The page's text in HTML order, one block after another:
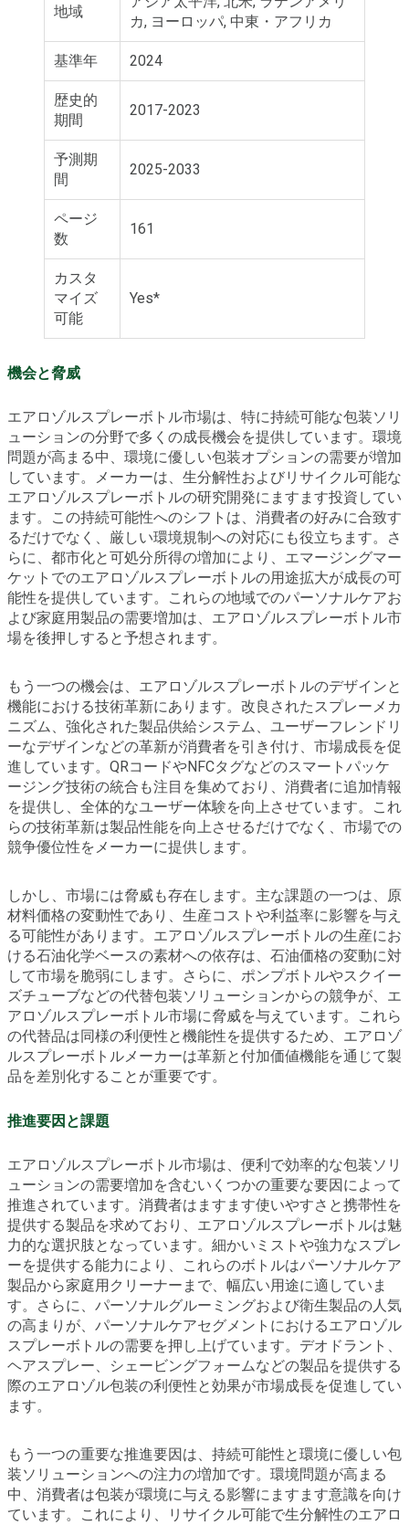
地域
カ, ヨーロッパ, 中東・アフリカ
基準年 2024
歴史的
期間
2017-2023
予測期
間
2025-2033
ページ
数
161
カスタ
マイズ
可能
Yes*
機会と脅威
エアロゾルスプレーボトル市場は、特に持続可能な包装ソリ
ューションの分野で多くの成長機会を提供しています。環境
問題が高まる中、環境に優しい包装オプションの需要が増加
しています。メーカーは、生分解性およびリサイクル可能な
エアロゾルスプレーボトルの研究開発にますます投資してい
ます。この持続可能性へのシフトは、消費者の好みに合致す
るだけでなく、厳しい環境規制への対応にも役立ちます。さ
らに、都市化と可処分所得の増加により、エマージングマー
ケットでのエアロゾルスプレーボトルの用途拡大が成長の可
能性を提供しています。これらの地域でのパーソナルケアお
よび家庭用製品の需要増加は、エアロゾルスプレーボトル市
場を後押しすると予想されます。
もう一つの機会は、エアロゾルスプレーボトルのデザインと
機能における技術革新にあります。改良されたスプレーメカ
ニズム、強化された製品供給システム、ユーザーフレンドリ
ーなデザインなどの革新が消費者を引き付け、市場成長を促
進しています。QRコードやNFCタグなどのスマートパッケ
ージング技術の統合も注目を集めており、消費者に追加情報
を提供し、全体的なユーザー体験を向上させています。これ
らの技術革新は製品性能を向上させるだけでなく、市場での
競争優位性をメーカーに提供します。
しかし、市場には脅威も存在します。主な課題の一つは、原
材料価格の変動性であり、生産コストや利益率に影響を与え
る可能性があります。エアロゾルスプレーボトルの生産にお
ける石油化学ベースの素材への依存は、石油価格の変動に対
して市場を脆弱にします。さらに、ポンプボトルやスクイー
ズチューブなどの代替包装ソリューションからの競争が、エ
アロゾルスプレーボトル市場に脅威を与えています。これら
の代替品は同様の利便性と機能性を提供するため、エアロゾ
ルスプレーボトルメーカーは革新と付加価値機能を通じて製
品を差別化することが重要です。
推進要因と課題
エアロゾルスプレーボトル市場は、便利で効率的な包装ソリ
ューションの需要増加を含むいくつかの重要な要因によって
推進されています。消費者はますます使いやすさと携帯性を
提供する製品を求めており、エアロゾルスプレーボトルは魅
力的な選択肢となっています。細かいミストや強力なスプレ
ーを提供する能力により、これらのボトルはパーソナルケア
製品から家庭用クリーナーまで、幅広い用途に適していま
す。さらに、パーソナルグルーミングおよび衛生製品の人気
の高まりが、パーソナルケアセグメントにおけるエアロゾル
スプレーボトルの需要を押し上げています。デオドラント、
ヘアスプレー、シェービングフォームなどの製品を提供する
際のエアロゾル包装の利便性と効果が市場成長を促進してい
ます。
もう一つの重要な推進要因は、持続可能性と環境に優しい包
装ソリューションへの注力の増加です。環境問題が高まる
中、消費者は包装が環境に与える影響にますます意識を向け
ています。これにより、リサイクル可能で生分解性のエアロ